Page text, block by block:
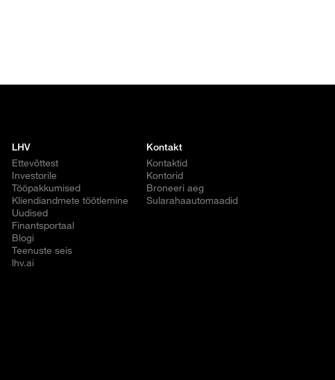
LHV
Ettevõttest
Investorile
Tööpakkumised
Kliendiandmete töötlemine
Uudised
Finantsportaal
Blogi
Teenuste seis
lhv.ai
Kontakt
Kontaktid
Kontorid
Broneeri aeg
Sularahaautomaadid